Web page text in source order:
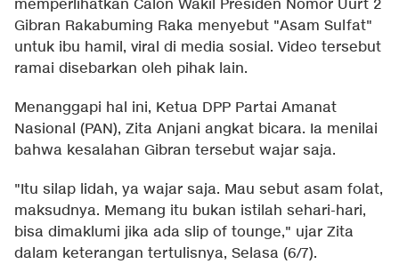
memperlihatkan Calon Wakil Presiden Nomor Uurt 2
Gibran Rakabuming Raka menyebut "Asam Sulfat"
untuk ibu hamil, viral di media sosial. Video tersebut
ramai disebarkan oleh pihak lain.
Menanggapi hal ini, Ketua DPP Partai Amanat
Nasional (PAN), Zita Anjani angkat bicara. Ia menilai
bahwa kesalahan Gibran tersebut wajar saja.
"Itu silap lidah, ya wajar saja. Mau sebut asam folat,
maksudnya. Memang itu bukan istilah sehari-hari,
bisa dimaklumi jika ada slip of tounge," ujar Zita
dalam keterangan tertulisnya, Selasa (6/7).